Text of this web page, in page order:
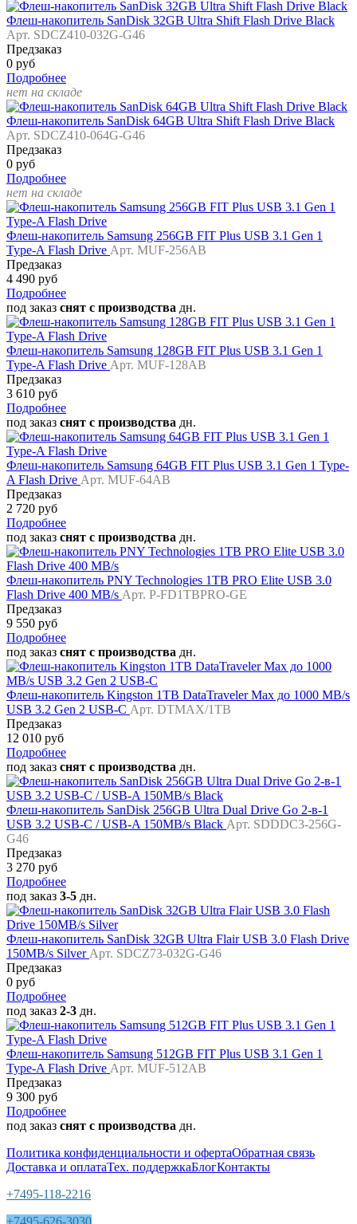
Флеш-накопитель SanDisk 32GB Ultra Shift Flash Drive Black
Арт. SDCZ410-032G-G46
Предзаказ
0 руб
Подробнее
нет на складе
Флеш-накопитель SanDisk 64GB Ultra Shift Flash Drive Black
Арт. SDCZ410-064G-G46
Предзаказ
0 руб
Подробнее
нет на складе
Флеш-накопитель Samsung 256GB FIT Plus USB 3.1 Gen 1
Type-A Flash Drive Арт. MUF-256AB
Предзаказ
4 490 руб
Подробнее
под заказ снят с производства дн.
Флеш-накопитель Samsung 128GB FIT Plus USB 3.1 Gen 1
Type-A Flash Drive Арт. MUF-128AB
Предзаказ
3 610 руб
Подробнее
под заказ снят с производства дн.
Флеш-накопитель Samsung 64GB FIT Plus USB 3.1 Gen 1 Type-
A Flash Drive Арт. MUF-64AB
Предзаказ
2 720 руб
Подробнее
под заказ снят с производства дн.
Флеш-накопитель PNY Technologies 1TB PRO Elite USB 3.0
Flash Drive 400 MB/s Арт. P-FD1TBPRO-GE
Предзаказ
9 550 руб
Подробнее
под заказ снят с производства дн.
Флеш-накопитель Kingston 1TB DataTraveler Max до 1000 MB/s
USB 3.2 Gen 2 USB-C Арт. DTMAX/1TB
Предзаказ
12 010 руб
Подробнее
под заказ снят с производства дн.
Флеш-накопитель SanDisk 256GB Ultra Dual Drive Go 2-в-1
USB 3.2 USB-C / USB-A 150MB/s Black Арт. SDDDC3-256G-
G46
Предзаказ
3 270 руб
Подробнее
под заказ 3-5 дн.
Флеш-накопитель SanDisk 32GB Ultra Flair USB 3.0 Flash Drive
150MB/s Silver Арт. SDCZ73-032G-G46
Предзаказ
0 руб
Подробнее
под заказ 2-3 дн.
Флеш-накопитель Samsung 512GB FIT Plus USB 3.1 Gen 1
Type-A Flash Drive Арт. MUF-512AB
Предзаказ
9 300 руб
Подробнее
под заказ снят с производства дн.
Политика конфиденциальности и офертаОбратная связь
Доставка и оплатаТех. поддержкаБлогКонтакты
+7495-118-2216
+7495-626-3030